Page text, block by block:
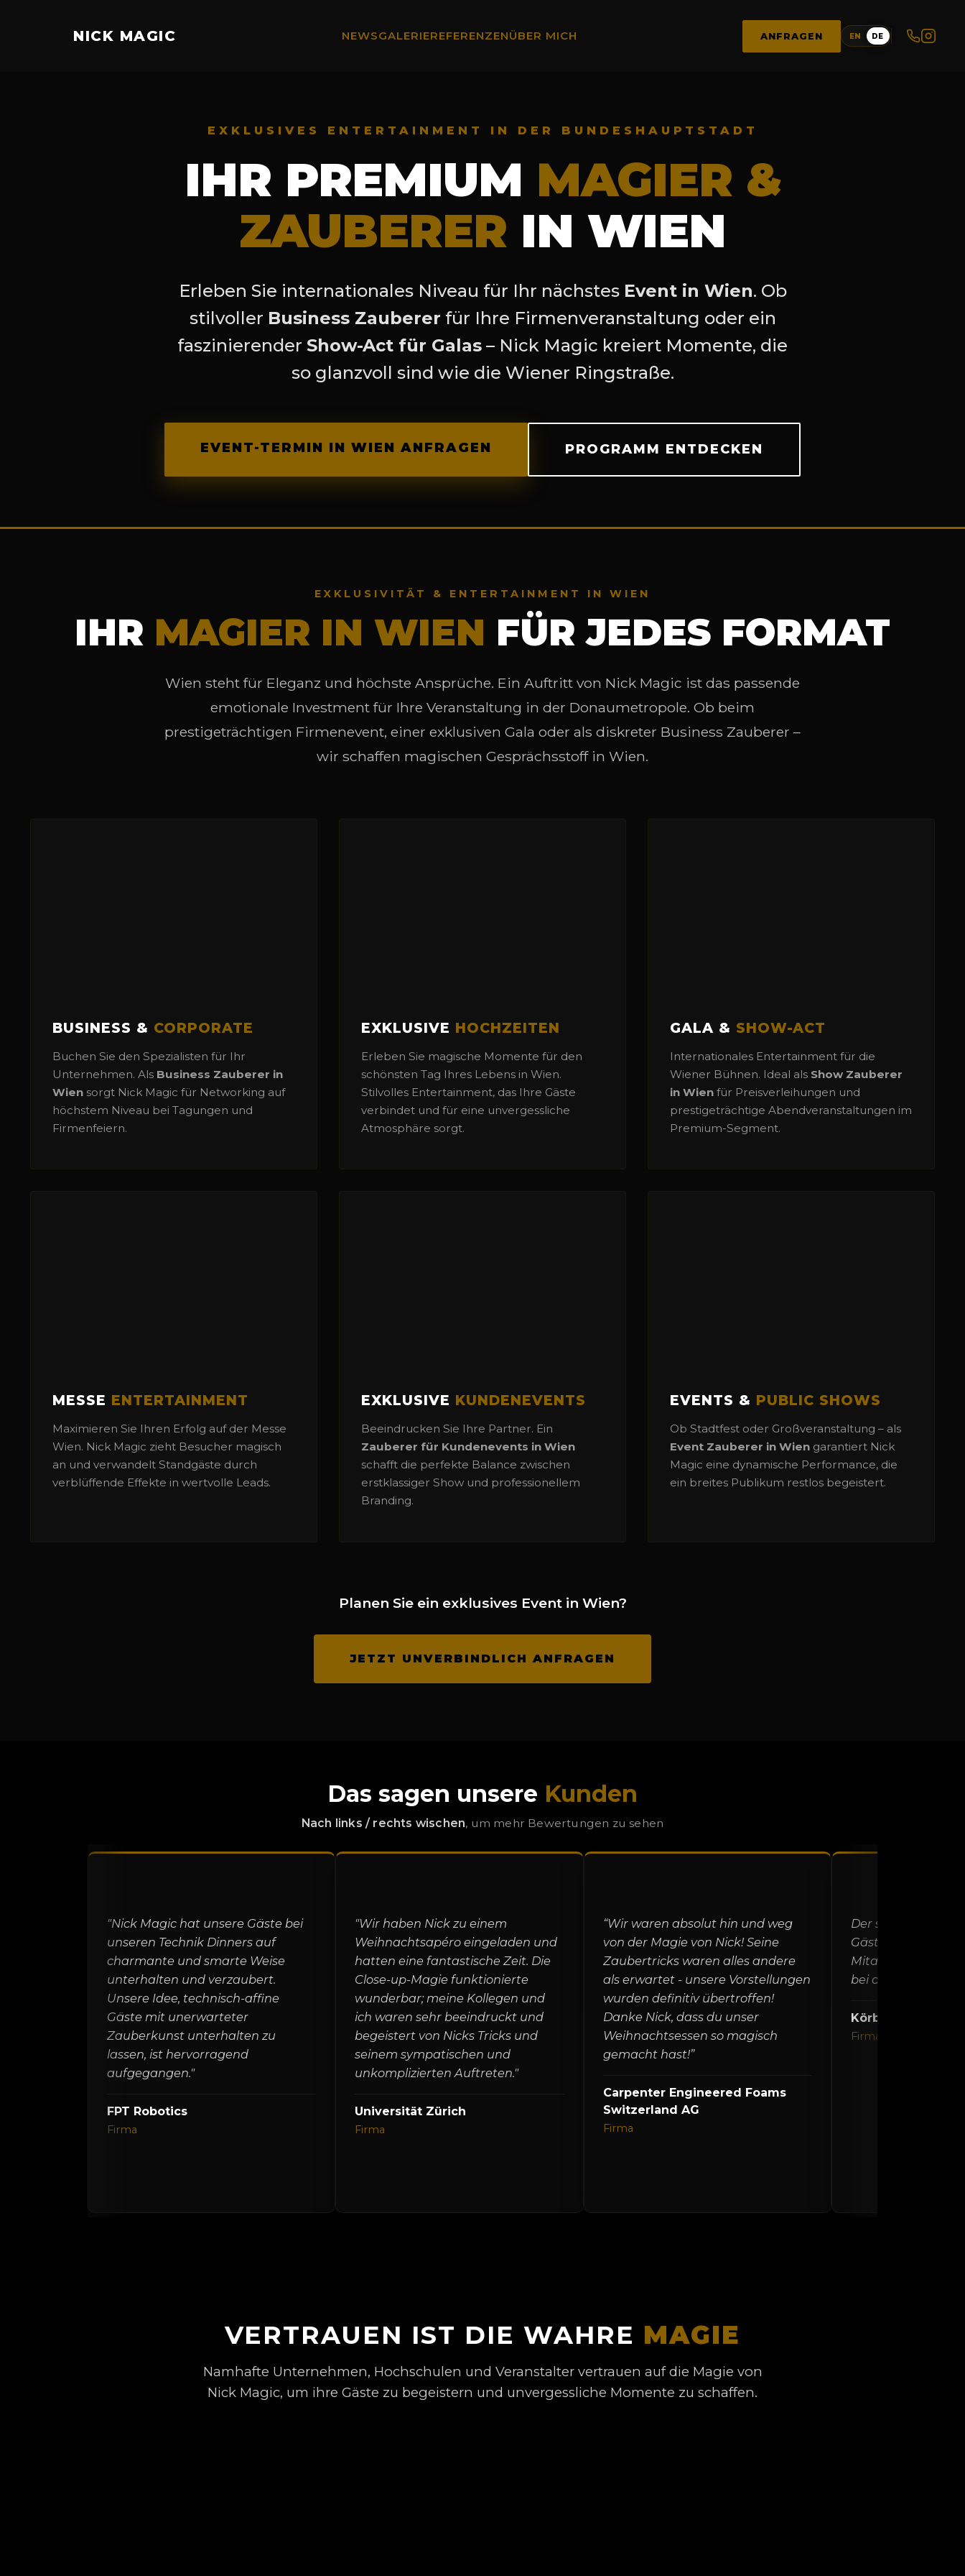
NICK MAGIC NEWSGALERIEREFERENZENÜBER MICH ANFRAGEN EN DE
EXKLUSIVES ENTERTAINMENT IN DER BUNDESHAUPTSTADT
IHR PREMIUM MAGIER &
ZAUBERER IN WIEN
Erleben Sie internationales Niveau für Ihr nächstes Event in Wien. Ob
stilvoller Business Zauberer für Ihre Firmenveranstaltung oder ein
faszinierender Show-Act für Galas – Nick Magic kreiert Momente, die
so glanzvoll sind wie die Wiener Ringstraße.
EVENT-TERMIN IN WIEN ANFRAGEN PROGRAMM ENTDECKEN
EXKLUSIVITÄT & ENTERTAINMENT IN WIEN
IHR MAGIER IN WIEN FÜR JEDES FORMAT
Wien steht für Eleganz und höchste Ansprüche. Ein Auftritt von Nick Magic ist das passende
emotionale Investment für Ihre Veranstaltung in der Donaumetropole. Ob beim
prestigeträchtigen Firmenevent, einer exklusiven Gala oder als diskreter Business Zauberer –
wir schaffen magischen Gesprächsstoff in Wien.
BUSINESS & CORPORATE
Buchen Sie den Spezialisten für Ihr
Unternehmen. Als Business Zauberer in
Wien sorgt Nick Magic für Networking auf
höchstem Niveau bei Tagungen und
Firmenfeiern.
EXKLUSIVE HOCHZEITEN
Erleben Sie magische Momente für den
schönsten Tag Ihres Lebens in Wien.
Stilvolles Entertainment, das Ihre Gäste
verbindet und für eine unvergessliche
Atmosphäre sorgt.
GALA & SHOW-ACT
Internationales Entertainment für die
Wiener Bühnen. Ideal als Show Zauberer
in Wien für Preisverleihungen und
prestigeträchtige Abendveranstaltungen im
Premium-Segment.
MESSE ENTERTAINMENT
Maximieren Sie Ihren Erfolg auf der Messe
Wien. Nick Magic zieht Besucher magisch
an und verwandelt Standgäste durch
verblüffende Effekte in wertvolle Leads.
EXKLUSIVE KUNDENEVENTS
Beeindrucken Sie Ihre Partner. Ein
Zauberer für Kundenevents in Wien
schafft die perfekte Balance zwischen
erstklassiger Show und professionellem
Branding.
EVENTS & PUBLIC SHOWS
Ob Stadtfest oder Großveranstaltung – als
Event Zauberer in Wien garantiert Nick
Magic eine dynamische Performance, die
ein breites Publikum restlos begeistert.
Planen Sie ein exklusives Event in Wien?
JETZT UNVERBINDLICH ANFRAGEN
Das sagen unsere Kunden
Nach links / rechts wischen, um mehr Bewertungen zu sehen
"Nick Magic hat unsere Gäste bei
unseren Technik Dinners auf
charmante und smarte Weise
unterhalten und verzaubert.
Unsere Idee, technisch-affine
Gäste mit unerwarteter
Zauberkunst unterhalten zu
lassen, ist hervorragend
aufgegangen."
FPT Robotics
Firma
"Wir haben Nick zu einem
Weihnachtsapéro eingeladen und
hatten eine fantastische Zeit. Die
Close-up-Magie funktionierte
wunderbar; meine Kollegen und
ich waren sehr beeindruckt und
begeistert von Nicks Tricks und
seinem sympatischen und
unkomplizierten Auftreten."
Universität Zürich
Firma
“Wir waren absolut hin und weg
von der Magie von Nick! Seine
Zaubertricks waren alles andere
als erwartet - unsere Vorstellungen
wurden definitiv übertroffen!
Danke Nick, dass du unser
Weihnachtsessen so magisch
gemacht hast!”
Carpenter Engineered Foams
Switzerland AG
Firma
Der sympathische
Gästen auf
Mitarbeitenden
bei denen er
Körber
Firma
VERTRAUEN IST DIE WAHRE MAGIE
Namhafte Unternehmen, Hochschulen und Veranstalter vertrauen auf die Magie von
Nick Magic, um ihre Gäste zu begeistern und unvergessliche Momente zu schaffen.